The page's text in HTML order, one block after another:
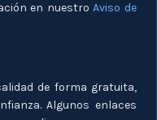
en nuestroAviso de
de forma gratuita,
Algunos enlaces